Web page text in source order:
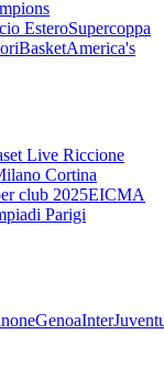
EsteroSupercoppa
BasketAmerica's
Live Riccione
Cortina
club 2025EICMA
Parigi
GenoaInter